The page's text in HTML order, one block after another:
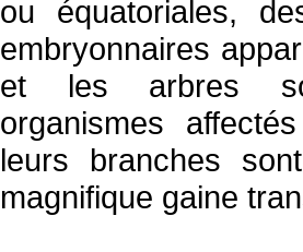
ou équatoriales,
embryonnaires
et les arbres
organismes
leurs branches
magnifique gaine